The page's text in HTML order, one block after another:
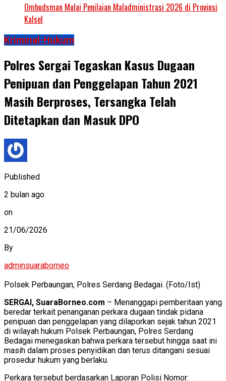
Ombudsman Mulai Penilaian Maladministrasi 2026 di Provinsi
Kalsel
Kriminal-Hukum
Polres Sergai Tegaskan Kasus Dugaan
Penipuan dan Penggelapan Tahun 2021
Masih Berproses, Tersangka Telah
Ditetapkan dan Masuk DPO
Published
2 bulan ago
on
21/06/2026
By
adminsuaraborneo
Polsek Perbaungan, Polres Serdang Bedagai. (Foto/Ist)
SERGAI, SuaraBorneo.com – Menanggapi pemberitaan yang
beredar terkait penanganan perkara dugaan tindak pidana
penipuan dan penggelapan yang dilaporkan sejak tahun 2021
di wilayah hukum Polsek Perbaungan, Polres Serdang
Bedagai menegaskan bahwa perkara tersebut hingga saat ini
masih dalam proses penyidikan dan terus ditangani sesuai
prosedur hukum yang berlaku.
Perkara tersebut berdasarkan Laporan Polisi Nomor: